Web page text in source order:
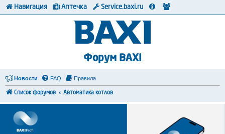
Форум BAXI
Новости FAQ Правила
Список форумов Автоматика котлов
Навигация Аптечка Service.baxi.ru